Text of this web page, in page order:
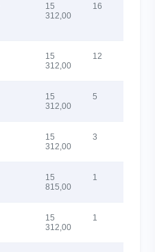
15
312,00
16
15
312,00
12
15
312,00
5
15
312,00
3
15
815,00
1
15
312,00
1